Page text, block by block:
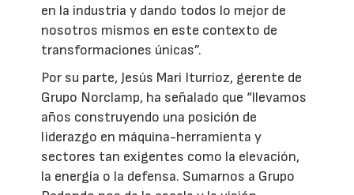
en la industria y dando todos lo mejor de
nosotros mismos en este contexto de
transformaciones únicas”.
Por su parte, Jesús Mari Iturrioz, gerente de
Grupo Norclamp, ha señalado que “llevamos
años construyendo una posición de
liderazgo en máquina-herramienta y
sectores tan exigentes como la elevación,
la energía o la defensa. Sumarnos a Grupo